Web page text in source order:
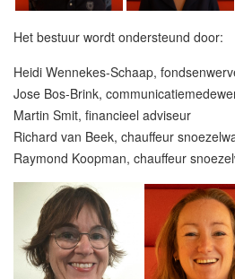
Het bestuur wordt ondersteund door:
Heidi Wennekes-Schaap,
Jose Bos-Brink,
Martin Smit, financieel adviseur
Richard van Beek, chauffeur
Raymond Koopman, chauffeur